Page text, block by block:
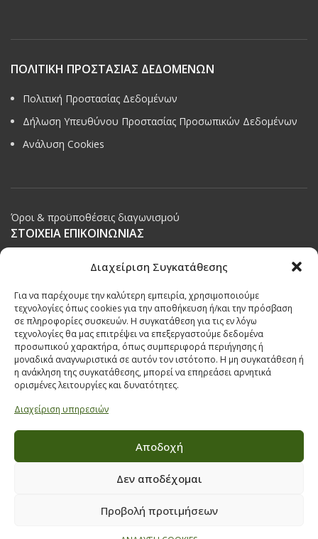
Διαχείριση Συγκατάθεσης
Για να παρέχουμε την καλύτερη εμπειρία, χρησιμοποιούμε
τεχνολογίες όπως cookies για την αποθήκευση ή/και την πρόσβαση
σε πληροφορίες συσκευών. Η συγκατάθεση για τις εν λόγω
τεχνολογίες θα μας επιτρέψει να επεξεργαστούμε δεδομένα
προσωπικού χαρακτήρα, όπως συμπεριφορά περιήγησης ή
μοναδικά αναγνωριστικά σε αυτόν τον ιστότοπο. Η μη συγκατάθεση ή
η ανάκληση της συγκατάθεσης, μπορεί να επηρεάσει αρνητικά
ορισμένες λειτουργίες και δυνατότητες.
Διαχείριση υπηρεσιών
Αποδοχή
Δεν αποδέχομαι
Προβολή προτιμήσεων
ΠΟΛΙΤΙΚΗ ΠΡΟΣΤΑΣΙΑΣ ΔΕΔΟΜΕΝΩΝ
Πολιτική Προστασίας Δεδομένων
Δήλωση Υπευθύνου Προστασίας Προσωπικών Δεδομένων
Ανάλυση Cookies
Όροι & προϋποθέσεις διαγωνισμού
ΣΤΟΙΧΕΙΑ ΕΠΙΚΟΙΝΩΝΙΑΣ
Παπαναστασίου 209,
Τηλ:231 030 9709,231 035 1630
Email:info@ecobuildings.gr
Email:eshop@ecobuildings.gr
ΟΡΟΙ ΧΡΗΣΗΣ
ΠΟΛΙΤΙΚΗ ΑΠΟΡΡΗΤΟΥ
ΒΡΕΙΤΕ ΜΑΣ ΣΤΟ ΧΑΡΤΗ